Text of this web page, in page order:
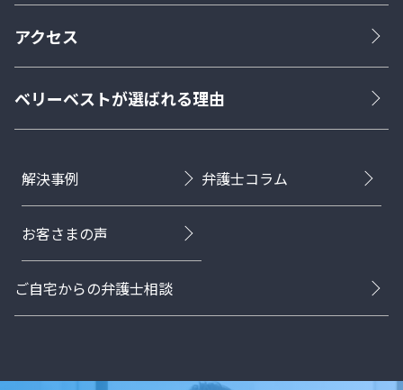
アクセス
ベリーベストが選ばれる理由
解決事例 弁護士コラム
お客さまの声
ご自宅からの弁護士相談